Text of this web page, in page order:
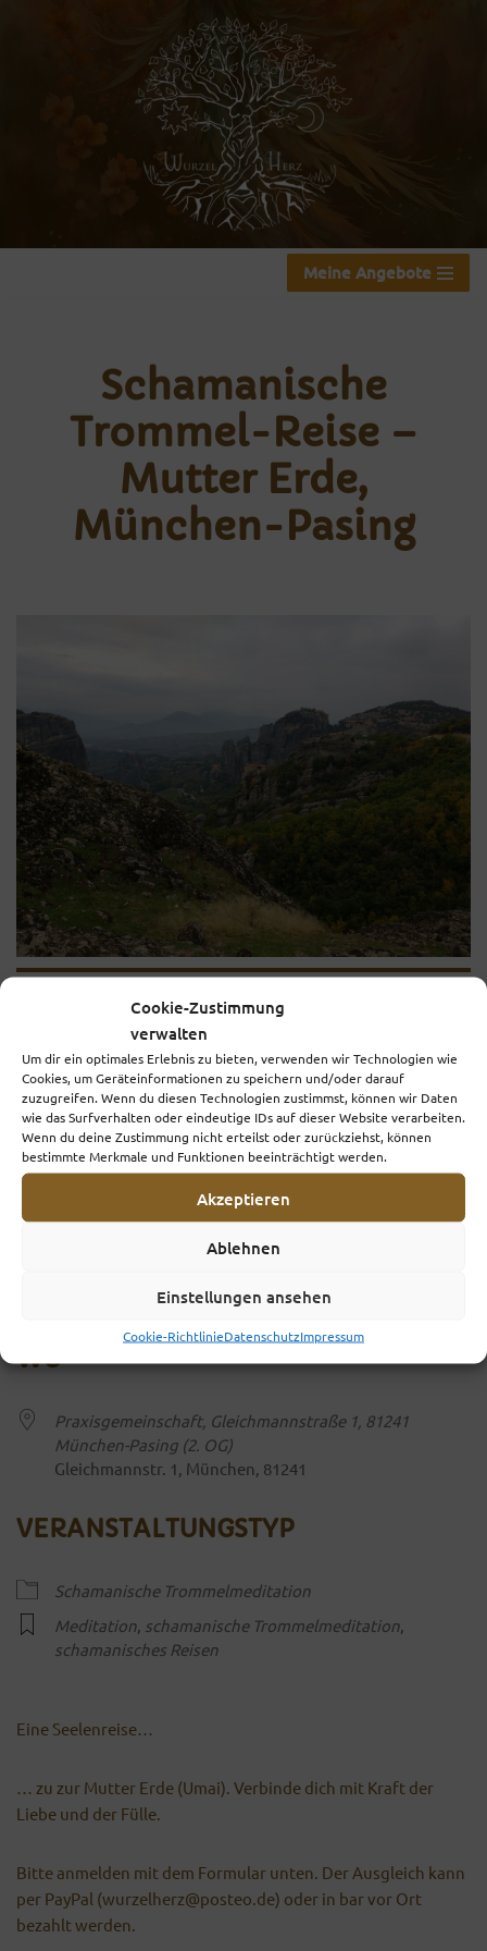
Cookie-Zustimmung
verwalten
Um dir ein optimales Erlebnis zu bieten, verwenden wir Technologien wie
Cookies, um Geräteinformationen zu speichern und/oder darauf
zuzugreifen. Wenn du diesen Technologien zustimmst, können wir Daten
wie das Surfverhalten oder eindeutige IDs auf dieser Website verarbeiten.
Wenn du deine Zustimmung nicht erteilst oder zurückziehst, können
bestimmte Merkmale und Funktionen beeinträchtigt werden.
Akzeptieren
Ablehnen
Einstellungen ansehen
Cookie-RichtlinieDatenschutzImpressum
Meine Angebote
Schamanische
Trommel-Reise –
Mutter Erde,
München-Pasing
4. Dezember 2024
18:30 - 19:15
Zum Kalender hinzufügen
Google KalenderiCalendar
ANMELDUNGEN
Buchungen geschlossen
WO
Praxisgemeinschaft, Gleichmannstraße 1, 81241
München-Pasing (2. OG)
Gleichmannstr. 1, München, 81241
VERANSTALTUNGSTYP
Schamanische Trommelmeditation
Meditation schamanische Trommelmeditation
schamanisches Reisen
Eine Seelenreise…
… zu zur Mutter Erde (Umai). Verbinde dich mit Kraft der
Liebe und der Fülle.
Bitte anmelden mit dem Formular unten. Der Ausgleich kann
per PayPal (wurzelherz@posteo.de) oder in bar vor Ort
bezahlt werden.